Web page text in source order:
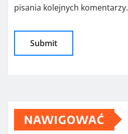
pisania kolejnych komentarzy.
NAWIGOWAĆ